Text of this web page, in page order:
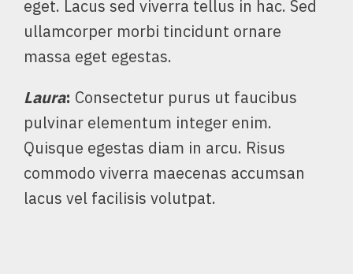
eget. Lacus sed viverra tellus in hac. Sed
ullamcorper morbi tincidunt ornare
massa eget egestas.
Laura: Consectetur purus ut faucibus
pulvinar elementum integer enim.
Quisque egestas diam in arcu. Risus
commodo viverra maecenas accumsan
lacus vel facilisis volutpat.